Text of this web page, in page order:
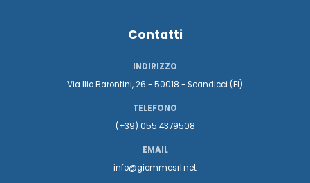
Contatti
INDIRIZZO
Via Ilio Barontini, 26 - 50018 - Scandicci (FI)
TELEFONO
(+39) 055 4379508
EMAIL
info@giemmesrl.net